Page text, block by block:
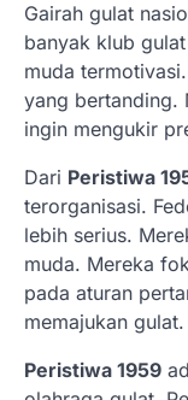
Gairah gulat
banyak klub
muda
yang bertanding.
ingin mengukir
Dari Peristiwa
terorganisasi.
lebih serius.
muda. Mereka
pada aturan
memajukan gulat.
Peristiwa 1959